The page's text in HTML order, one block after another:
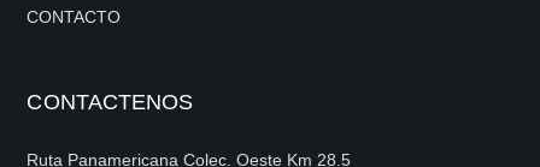
CONTACTO
CONTACTENOS
Ruta Panamericana Colec. Oeste Km 28.5